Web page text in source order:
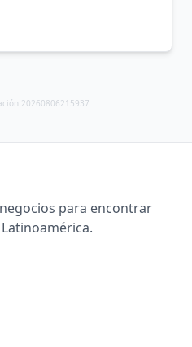
20260806215937
para encontrar